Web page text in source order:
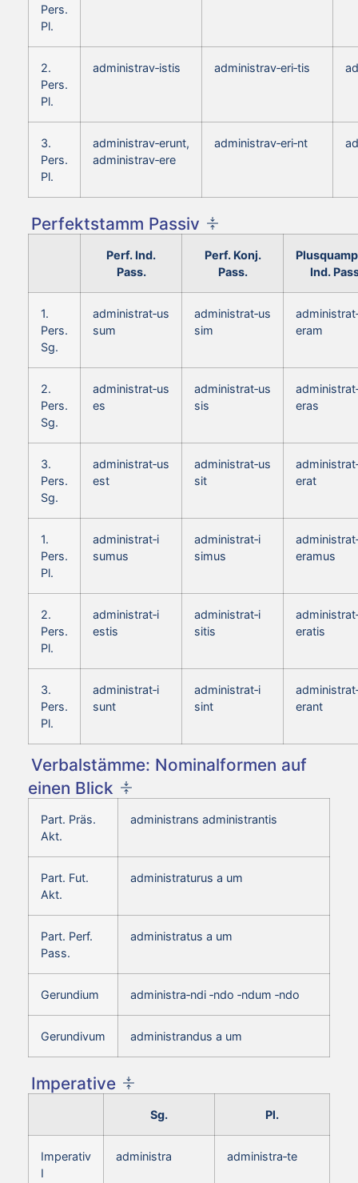
Pers.
Pl.
2.
Pers.
Pl.
administrav‑istis administrav‑eri‑tis
3.
Pers.
Pl.
administrav‑erunt,
administrav‑ere
administrav‑eri‑nt
Perfektstamm Passiv
Perf. Ind.
Pass.
Perf. Konj.
Pass.
Ind.
1.
Pers.
Sg.
administrat‑us
sum
administrat‑us
sim
eram
2.
Pers.
Sg.
administrat‑us
es
administrat‑us
sis
eras
3.
Pers.
Sg.
administrat‑us
est
administrat‑us
sit
erat
1.
Pers.
Pl.
administrat‑i
sumus
administrat‑i
simus
eramus
2.
Pers.
Pl.
administrat‑i
estis
administrat‑i
sitis
eratis
3.
Pers.
Pl.
administrat‑i
sunt
administrat‑i
sint
erant
Verbalstämme: Nominalformen auf
einen Blick
Part. Präs.
Akt.
administrans administrantis
Part. Fut.
Akt.
administraturus a um
Part. Perf.
Pass.
administratus a um
Gerundium administra‑ndi ‑ndo ‑ndum ‑ndo
Gerundivum administrandus a um
Imperative
Sg. Pl.
Imperativ
I
administra administra‑te